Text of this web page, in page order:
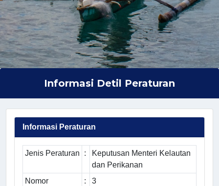
Informasi Detil Peraturan
Informasi Peraturan
Jenis Peraturan :
Keputusan Menteri Kelautan
dan Perikanan
Nomor
:
3